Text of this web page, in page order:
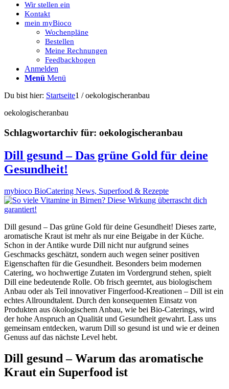
Wir stellen ein
Kontakt
mein myBioco
Wochenpläne
Bestellen
Meine Rechnungen
Feedbackbogen
Anmelden
Menü Menü
Du bist hier: Startseite1 / oekologischeranbau
oekologischeranbau
Schlagwortarchiv für: oekologischeranbau
Dill gesund – Das grüne Gold für deine
Gesundheit!
mybioco BioCatering News, Superfood & Rezepte
Dill gesund – Das grüne Gold für deine Gesundheit! Dieses zarte,
aromatische Kraut ist mehr als nur eine Beigabe in der Küche.
Schon in der Antike wurde Dill nicht nur aufgrund seines
Geschmacks geschätzt, sondern auch wegen seiner positiven
Eigenschaften für die Gesundheit. Besonders beim modernen
Catering, wo hochwertige Zutaten im Vordergrund stehen, spielt
Dill eine bedeutende Rolle. Ob frisch geerntet, aus biologischem
Anbau oder als Teil innovativer Fingerfood-Kreationen – Dill ist ein
echtes Allroundtalent. Durch den konsequenten Einsatz von
Produkten aus ökologischem Anbau, wie bei Bio-Caterings, wird
der hohe Anspruch an Qualität und Gesundheit gewahrt. Lass uns
gemeinsam entdecken, warum Dill so gesund ist und wie er deinen
Genuss auf das nächste Level hebt.
Dill gesund – Warum das aromatische
Kraut ein Superfood ist